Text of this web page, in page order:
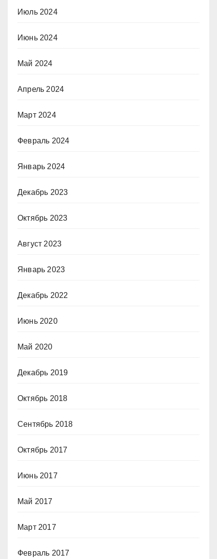
Июль 2024
Июнь 2024
Май 2024
Апрель 2024
Март 2024
Февраль 2024
Январь 2024
Декабрь 2023
Октябрь 2023
Август 2023
Январь 2023
Декабрь 2022
Июнь 2020
Май 2020
Декабрь 2019
Октябрь 2018
Сентябрь 2018
Октябрь 2017
Июнь 2017
Май 2017
Март 2017
Февраль 2017